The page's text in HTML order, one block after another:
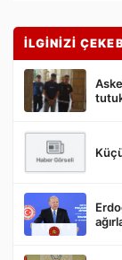
Gönder
İLGİNİZİ